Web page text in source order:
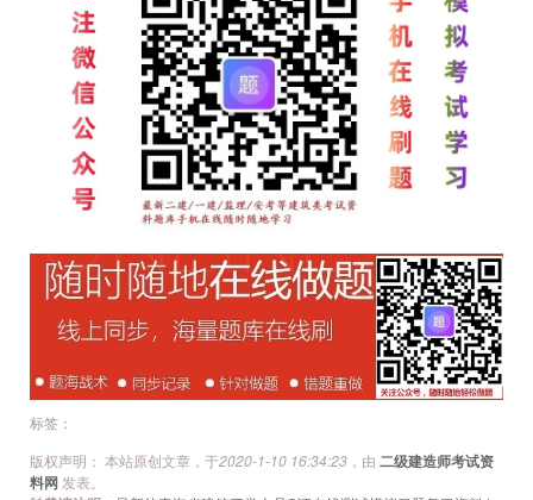
文
导
标签：
版权声明： 本站原创文章，于2020-1-10 16:34:23 ，由 二级建造师考试资
料网 发表。